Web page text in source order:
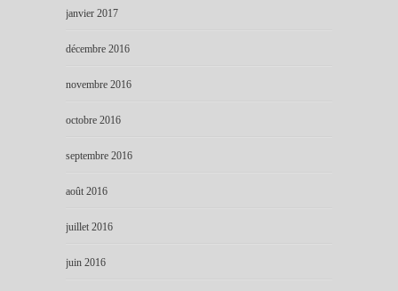
janvier 2017
décembre 2016
novembre 2016
octobre 2016
septembre 2016
août 2016
juillet 2016
juin 2016